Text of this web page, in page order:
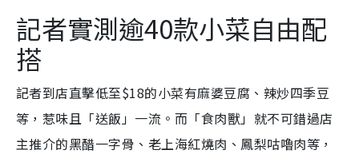
記者實測逾40款小菜自由配
搭
記者到店直擊低至$18的小菜有麻婆豆腐、辣炒四季豆
等，惹味且「送飯」一流。而「食肉獸」就不可錯過店
主推介的黑醋一字骨、老上海紅燒肉、鳳梨咕嚕肉等，